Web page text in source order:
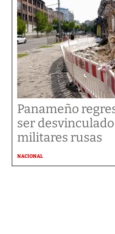
Panameño
ser
militares rusas
NACIONAL